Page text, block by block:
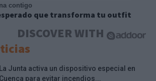
contigo
que transforma tu outfit
DISCOVER WITH
La Junta activa un dispositivo especial en
Cuenca para evitar incendios...